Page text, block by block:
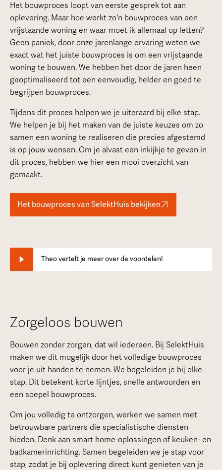
Het bouwproces loopt van eerste gesprek tot aan
oplevering. Maar hoe werkt zo'n bouwproces van een
vrijstaande woning en waar moet ik allemaal op letten?
Geen paniek, door onze jarenlange ervaring weten we
exact wat het juiste bouwproces is om een vrijstaande
woning te bouwen. We hebben het door de jaren heen
geoptimaliseerd tot een eenvoudig, helder en goed te
begrijpen bouwproces.
Tijdens dit proces helpen we je uiteraard bij elke stap.
We helpen je bij het maken van de juiste keuzes om zo
samen een woning te realiseren die precies afgestemd
is op jouw wensen. Om je alvast een inkijkje te geven in
dit proces, hebben we hier een mooi overzicht van
gemaakt.
Het bouwproces van SelektHuis bekijken
Theo vertelt je meer over de voordelen!
Zorgeloos bouwen
Bouwen zonder zorgen, dat wil iedereen. Bij SelektHuis
maken we dit mogelijk door het volledige bouwproces
voor je uit handen te nemen. We begeleiden je bij elke
stap. Dit betekent korte lijntjes, snelle antwoorden en
een soepel bouwproces.
Om jou volledig te ontzorgen, werken we samen met
betrouwbare partners die specialistische diensten
bieden. Denk aan smart home-oplossingen of keuken- en
badkamerinrichting. Samen begeleiden we je stap voor
stap, zodat je bij oplevering direct kunt genieten van je